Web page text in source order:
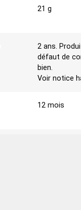
21 g
2 ans.
défaut de
bien.
Voir notice
12 mois